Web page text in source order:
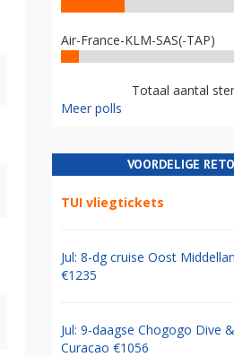
Air-France-KLM-SAS(-TAP)
Totaal aantal
Meer polls
VOORDELIGE
TUI vliegtickets
Jul: 8-dg cruise Oost
€1235
Jul: 9-daagse Chogogo Dive
Curacao €1056